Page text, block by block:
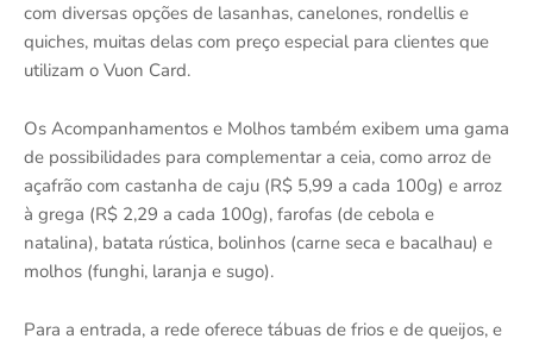
com diversas opções de lasanhas, canelones, rondellis e
quiches, muitas delas com preço especial para clientes que
utilizam o Vuon Card.
Os Acompanhamentos e Molhos também exibem uma gama
de possibilidades para complementar a ceia, como arroz de
açafrão com castanha de caju (R$ 5,99 a cada 100g) e arroz
à grega (R$ 2,29 a cada 100g), farofas (de cebola e
natalina), batata rústica, bolinhos (carne seca e bacalhau) e
molhos (funghi, laranja e sugo).
Para a entrada, a rede oferece tábuas de frios e de queijos, e